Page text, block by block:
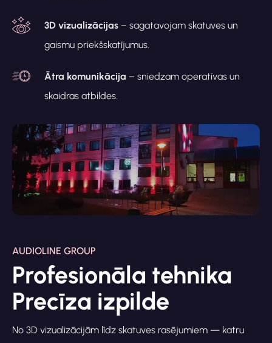
3D vizualizācijas– sagatavojam skatuves un
gaismu priekšskatījumus.
Ātra komunikācija – sniedzam operatīvas un
skaidras atbildes.
AUDIOLINE GROUP
Profesionāla tehnika
Precīza izpilde
No 3D vizualizācijām līdz skatuves rasējumiem — katru